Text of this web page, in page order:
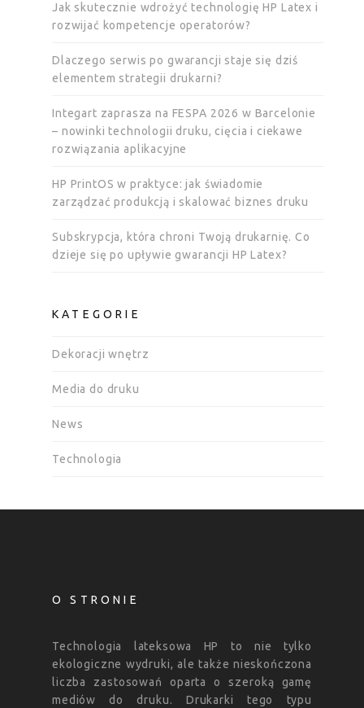
Jak skutecznie wdrożyć technologię HP Latex i
rozwijać kompetencje operatorów?
Dlaczego serwis po gwarancji staje się dziś
elementem strategii drukarni?
Integart zaprasza na FESPA 2026 w Barcelonie
– nowinki technologii druku, cięcia i ciekawe
rozwiązania aplikacyjne
HP PrintOS w praktyce: jak świadomie
zarządzać produkcją i skalować biznes druku
Subskrypcja, która chroni Twoją drukarnię. Co
dzieje się po upływie gwarancji HP Latex?
KATEGORIE
Dekoracji wnętrz
Media do druku
News
Technologia
O STRONIE
Technologia lateksowa HP to nie tylko
ekologiczne wydruki, ale także nieskończona
liczba zastosowań oparta o szeroką gamę
mediów do druku. Drukarki tego typu